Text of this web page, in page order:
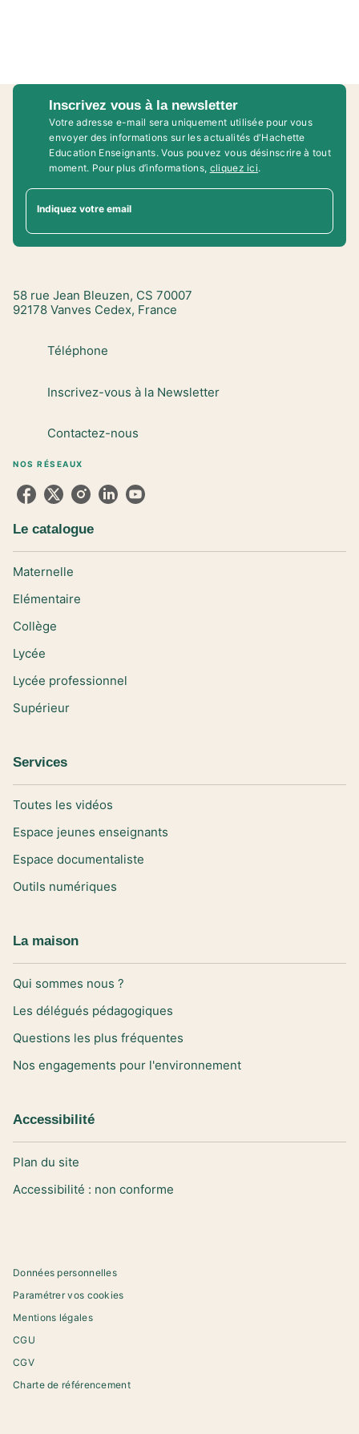
Inscrivez vous à la newsletter
Votre adresse e-mail sera uniquement utilisée pour vous
envoyer des informations sur les actualités d'Hachette
Education Enseignants. Vous pouvez vous désinscrire à tout
moment. Pour plus d’informations, cliquez ici.
Indiquez votre email
58 rue Jean Bleuzen, CS 70007
92178 Vanves Cedex, France
Téléphone
Inscrivez-vous à la Newsletter
Contactez-nous
NOS RÉSEAUX
Le catalogue
Maternelle
Elémentaire
Collège
Lycée
Lycée professionnel
Supérieur
Services
Toutes les vidéos
Espace jeunes enseignants
Espace documentaliste
Outils numériques
La maison
Qui sommes nous ?
Les délégués pédagogiques
Questions les plus fréquentes
Nos engagements pour l'environnement
Accessibilité
Plan du site
Accessibilité : non conforme
Données personnelles
Paramétrer vos cookies
Mentions légales
CGU
CGV
Charte de référencement